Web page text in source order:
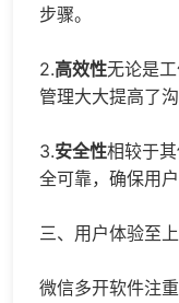
步骤。
2.高效性无论是
管理大大提高了
3.安全性相较于
全可靠，确保用
三、用户体验至上
微信多开软件注